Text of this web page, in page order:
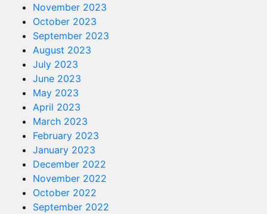
November 2023
October 2023
September 2023
August 2023
July 2023
June 2023
May 2023
April 2023
March 2023
February 2023
January 2023
December 2022
November 2022
October 2022
September 2022